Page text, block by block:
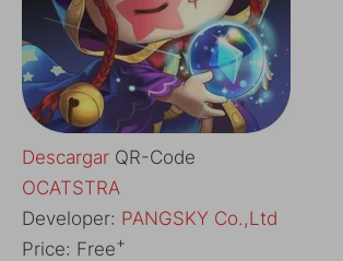
Descargar QR-Code
OCATSTRA
Developer: PANGSKY Co.,Ltd
Price: Free+